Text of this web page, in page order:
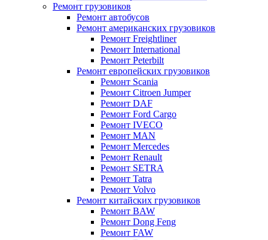
Ремонт грузовиков
Ремонт автобусов
Ремонт американских грузовиков
Ремонт Freightliner
Ремонт International
Ремонт Peterbilt
Ремонт европейских грузовиков
Ремонт Scania
Ремонт Citroen Jumper
Ремонт DAF
Ремонт Ford Cargo
Ремонт IVECO
Ремонт MAN
Ремонт Mercedes
Ремонт Renault
Ремонт SETRA
Ремонт Tatra
Ремонт Volvo
Ремонт китайских грузовиков
Ремонт BAW
Ремонт Dong Feng
Ремонт FAW